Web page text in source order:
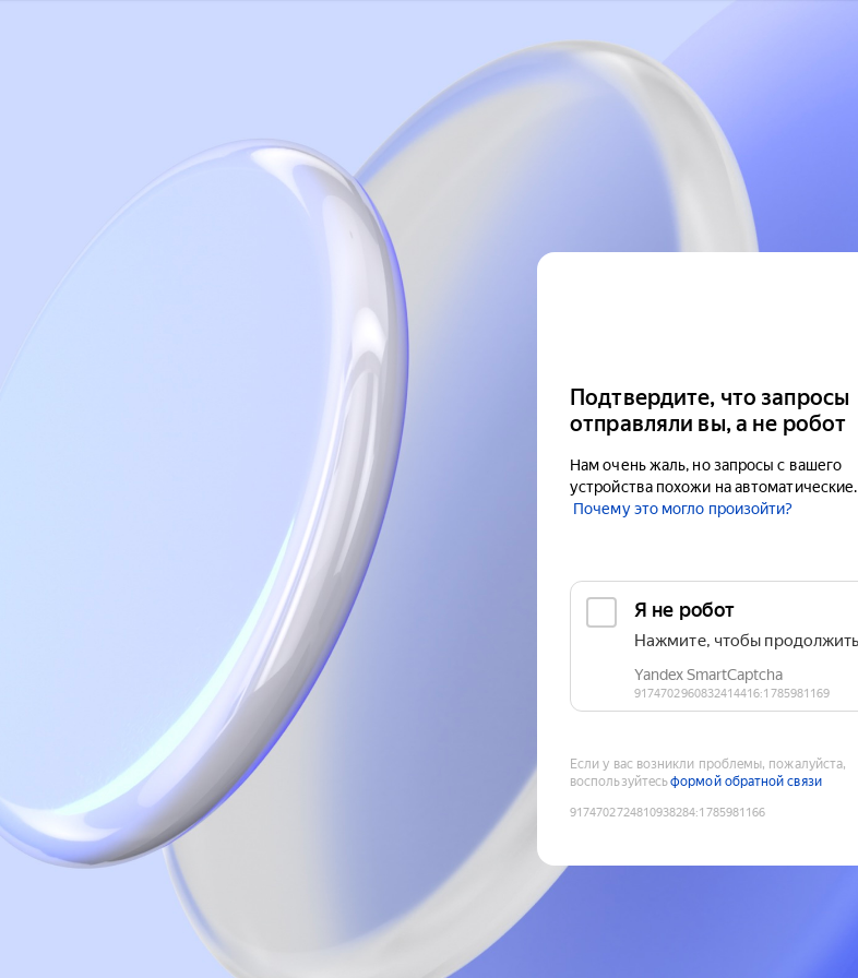
Подтвердите, что запросы
отправляли вы, а не робот
Нам очень жаль, но запросы с вашего
устройства похожи на автоматические.
Почему это могло произойти?
Если у вас возникли проблемы, пожалуйста,
воспользуйтесьформой обратной связи
9174702724810938284:1785981166